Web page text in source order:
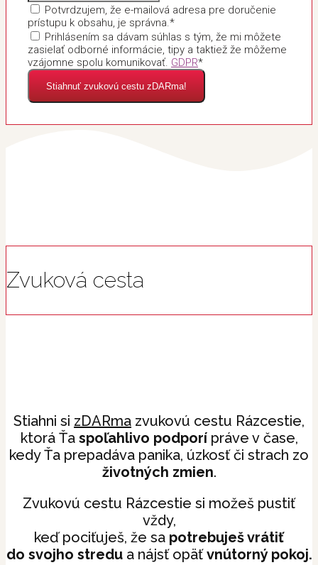
Potvrdzujem, že e-mailová adresa pre doručenie
prístupu k obsahu, je správna.*
Prihlásením sa dávam súhlas s tým, že mi môžete
zasielať odborné informácie, tipy a taktiež že môžeme
vzájomne spolu komunikovať. GDPR*
Stiahnuť zvukovú cestu zDARma!
Zvuková cesta
Stiahni si zDARma zvukovú cestu Rázcestie,
ktorá Ťa spoľahlivo podporípráve v čase,
kedy Ťa prepadáva panika, úzkosť či strach zo
životných zmien.
Zvukovú cestu Rázcestie si možeš pustiť
vždy,
keď pociťuješ, že sa potrebuješ vrátiť
do svojho stredua nájsť opäťvnútorný pokoj.